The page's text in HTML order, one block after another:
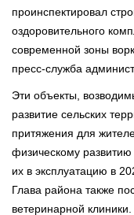
проинспектировал
оздоровительного
современной зоны
пресс-служба
Эти объекты,
развитие сельских
притяжения для
физическому развитию
их в эксплуатацию в
Глава района также
ветеринарной